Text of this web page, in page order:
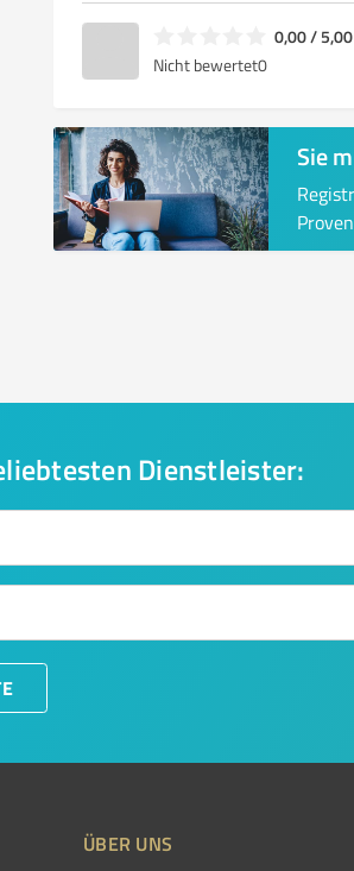
0,00 / 5,00
Nicht bewertet0
Sie
Dienstleister:
ÜBER UNS